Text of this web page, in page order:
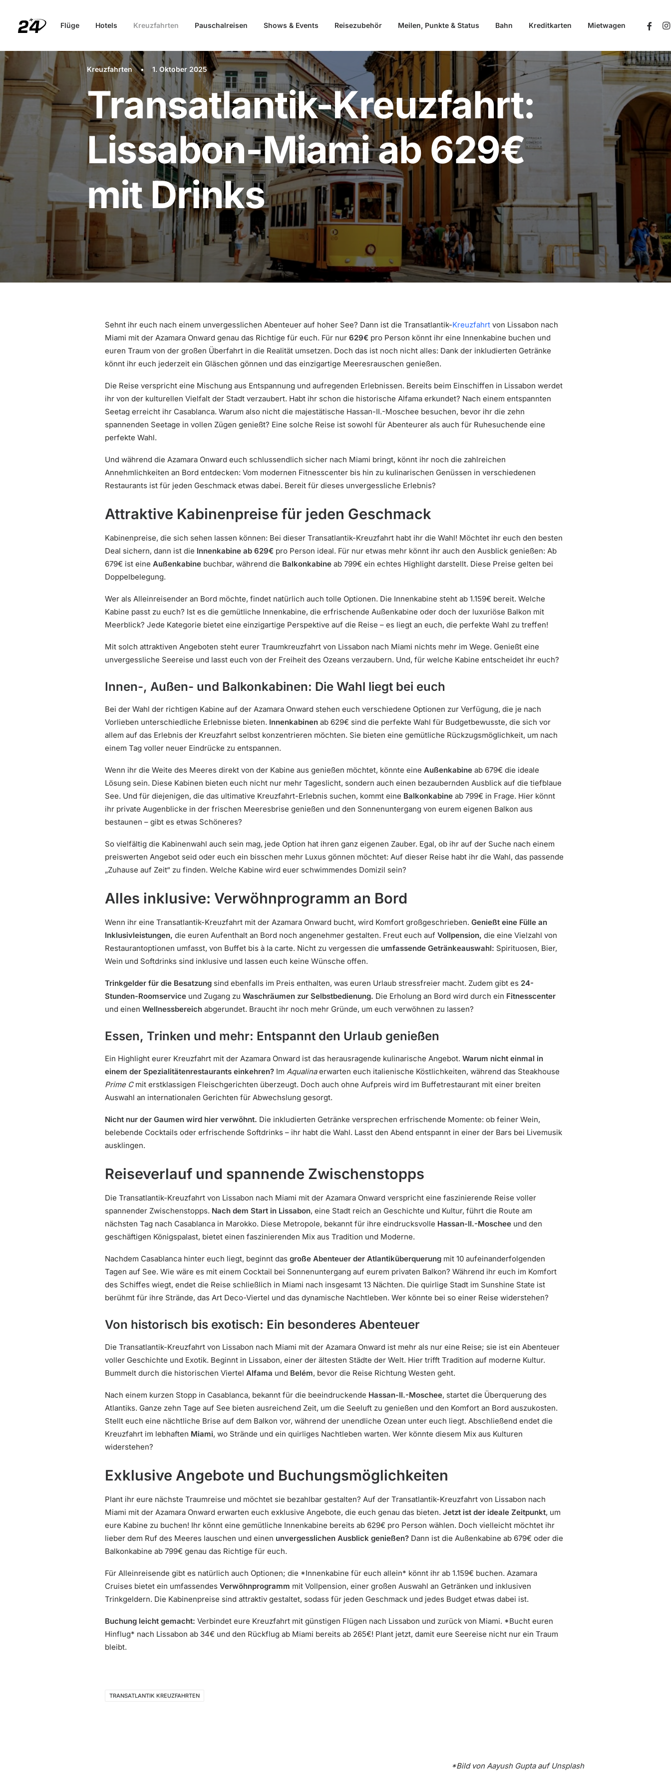
Flüge Hotels Kreuzfahrten Pauschalreisen Shows & Events Reisezubehör Meilen, Punkte & Status Bahn Kreditkarten Mietwagen
Kreuzfahrten • 1. Oktober 2025
Transatlantik-Kreuzfahrt:
Lissabon-Miami ab 629€
mit Drinks
Sehnt ihr euch nach einem unvergesslichen Abenteuer auf hoher See? Dann ist die Transatlantik-Kreuzfahrt von Lissabon nach
Miami mit der Azamara Onward genau das Richtige für euch. Für nur 629€ pro Person könnt ihr eine Innenkabine buchen und
euren Traum von der großen Überfahrt in die Realität umsetzen. Doch das ist noch nicht alles: Dank der inkludierten Getränke
könnt ihr euch jederzeit ein Gläschen gönnen und das einzigartige Meeresrauschen genießen.
Die Reise verspricht eine Mischung aus Entspannung und aufregenden Erlebnissen. Bereits beim Einschiffen in Lissabon werdet
ihr von der kulturellen Vielfalt der Stadt verzaubert. Habt ihr schon die historische Alfama erkundet? Nach einem entspannten
Seetag erreicht ihr Casablanca. Warum also nicht die majestätische Hassan-II.-Moschee besuchen, bevor ihr die zehn
spannenden Seetage in vollen Zügen genießt? Eine solche Reise ist sowohl für Abenteurer als auch für Ruhesuchende eine
perfekte Wahl.
Und während die Azamara Onward euch schlussendlich sicher nach Miami bringt, könnt ihr noch die zahlreichen
Annehmlichkeiten an Bord entdecken: Vom modernen Fitnesscenter bis hin zu kulinarischen Genüssen in verschiedenen
Restaurants ist für jeden Geschmack etwas dabei. Bereit für dieses unvergessliche Erlebnis?
Attraktive Kabinenpreise für jeden Geschmack
Kabinenpreise, die sich sehen lassen können: Bei dieser Transatlantik-Kreuzfahrt habt ihr die Wahl! Möchtet ihr euch den besten
Deal sichern, dann ist die Innenkabine ab 629€ pro Person ideal. Für nur etwas mehr könnt ihr auch den Ausblick genießen: Ab
679€ ist eine Außenkabine buchbar, während die Balkonkabine ab 799€ ein echtes Highlight darstellt. Diese Preise gelten bei
Doppelbelegung.
Wer als Alleinreisender an Bord möchte, findet natürlich auch tolle Optionen. Die Innenkabine steht ab 1.159€ bereit. Welche
Kabine passt zu euch? Ist es die gemütliche Innenkabine, die erfrischende Außenkabine oder doch der luxuriöse Balkon mit
Meerblick? Jede Kategorie bietet eine einzigartige Perspektive auf die Reise – es liegt an euch, die perfekte Wahl zu treffen!
Mit solch attraktiven Angeboten steht eurer Traumkreuzfahrt von Lissabon nach Miami nichts mehr im Wege. Genießt eine
unvergessliche Seereise und lasst euch von der Freiheit des Ozeans verzaubern. Und, für welche Kabine entscheidet ihr euch?
Innen-, Außen- und Balkonkabinen: Die Wahl liegt bei euch
Bei der Wahl der richtigen Kabine auf der Azamara Onward stehen euch verschiedene Optionen zur Verfügung, die je nach
Vorlieben unterschiedliche Erlebnisse bieten. Innenkabinen ab 629€ sind die perfekte Wahl für Budgetbewusste, die sich vor
allem auf das Erlebnis der Kreuzfahrt selbst konzentrieren möchten. Sie bieten eine gemütliche Rückzugsmöglichkeit, um nach
einem Tag voller neuer Eindrücke zu entspannen.
Wenn ihr die Weite des Meeres direkt von der Kabine aus genießen möchtet, könnte eine Außenkabine ab 679€ die ideale
Lösung sein. Diese Kabinen bieten euch nicht nur mehr Tageslicht, sondern auch einen bezaubernden Ausblick auf die tiefblaue
See. Und für diejenigen, die das ultimative Kreuzfahrt-Erlebnis suchen, kommt eine Balkonkabine ab 799€ in Frage. Hier könnt
ihr private Augenblicke in der frischen Meeresbrise genießen und den Sonnenuntergang von eurem eigenen Balkon aus
bestaunen – gibt es etwas Schöneres?
So vielfältig die Kabinenwahl auch sein mag, jede Option hat ihren ganz eigenen Zauber. Egal, ob ihr auf der Suche nach einem
preiswerten Angebot seid oder euch ein bisschen mehr Luxus gönnen möchtet: Auf dieser Reise habt ihr die Wahl, das passende
„Zuhause auf Zeit“ zu finden. Welche Kabine wird euer schwimmendes Domizil sein?
Alles inklusive: Verwöhnprogramm an Bord
Wenn ihr eine Transatlantik-Kreuzfahrt mit der Azamara Onward bucht, wird Komfort großgeschrieben. Genießt eine Fülle an
Inklusivleistungen, die euren Aufenthalt an Bord noch angenehmer gestalten. Freut euch auf Vollpension, die eine Vielzahl von
Restaurantoptionen umfasst, von Buffet bis à la carte. Nicht zu vergessen die umfassende Getränkeauswahl: Spirituosen, Bier,
Wein und Softdrinks sind inklusive und lassen euch keine Wünsche offen.
Trinkgelder für die Besatzung sind ebenfalls im Preis enthalten, was euren Urlaub stressfreier macht. Zudem gibt es 24-
Stunden-Roomservice und Zugang zu Waschräumen zur Selbstbedienung. Die Erholung an Bord wird durch ein Fitnesscenter
und einen Wellnessbereich abgerundet. Braucht ihr noch mehr Gründe, um euch verwöhnen zu lassen?
Essen, Trinken und mehr: Entspannt den Urlaub genießen
Ein Highlight eurer Kreuzfahrt mit der Azamara Onward ist das herausragende kulinarische Angebot. Warum nicht einmal in
einem der Spezialitätenrestaurants einkehren? Im Aqualinaerwarten euch italienische Köstlichkeiten, während das Steakhouse
Prime Cmit erstklassigen Fleischgerichten überzeugt. Doch auch ohne Aufpreis wird im Buffetrestaurant mit einer breiten
Auswahl an internationalen Gerichten für Abwechslung gesorgt.
Nicht nur der Gaumen wird hier verwöhnt. Die inkludierten Getränke versprechen erfrischende Momente: ob feiner Wein,
belebende Cocktails oder erfrischende Softdrinks – ihr habt die Wahl. Lasst den Abend entspannt in einer der Bars bei Livemusik
ausklingen.
Reiseverlauf und spannende Zwischenstopps
Die Transatlantik-Kreuzfahrt von Lissabon nach Miami mit der Azamara Onward verspricht eine faszinierende Reise voller
spannender Zwischenstopps. Nach dem Start in Lissabon, eine Stadt reich an Geschichte und Kultur, führt die Route am
nächsten Tag nach Casablanca in Marokko. Diese Metropole, bekannt für ihre eindrucksvolle Hassan-II.-Moschee und den
geschäftigen Königspalast, bietet einen faszinierenden Mix aus Tradition und Moderne.
Nachdem Casablanca hinter euch liegt, beginnt das große Abenteuer der Atlantiküberquerung mit 10 aufeinanderfolgenden
Tagen auf See. Wie wäre es mit einem Cocktail bei Sonnenuntergang auf eurem privaten Balkon? Während ihr euch im Komfort
des Schiffes wiegt, endet die Reise schließlich in Miami nach insgesamt 13 Nächten. Die quirlige Stadt im Sunshine State ist
berühmt für ihre Strände, das Art Deco-Viertel und das dynamische Nachtleben. Wer könnte bei so einer Reise widerstehen?
Von historisch bis exotisch: Ein besonderes Abenteuer
Die Transatlantik-Kreuzfahrt von Lissabon nach Miami mit der Azamara Onward ist mehr als nur eine Reise; sie ist ein Abenteuer
voller Geschichte und Exotik. Beginnt in Lissabon, einer der ältesten Städte der Welt. Hier trifft Tradition auf moderne Kultur.
Bummelt durch die historischen Viertel Alfama und Belém, bevor die Reise Richtung Westen geht.
Nach einem kurzen Stopp in Casablanca, bekannt für die beeindruckende Hassan-II.-Moschee, startet die Überquerung des
Atlantiks. Ganze zehn Tage auf See bieten ausreichend Zeit, um die Seeluft zu genießen und den Komfort an Bord auszukosten.
Stellt euch eine nächtliche Brise auf dem Balkon vor, während der unendliche Ozean unter euch liegt. Abschließend endet die
Kreuzfahrt im lebhaften Miami, wo Strände und ein quirliges Nachtleben warten. Wer könnte diesem Mix aus Kulturen
widerstehen?
Exklusive Angebote und Buchungsmöglichkeiten
Plant ihr eure nächste Traumreise und möchtet sie bezahlbar gestalten? Auf der Transatlantik-Kreuzfahrt von Lissabon nach
Miami mit der Azamara Onward erwarten euch exklusive Angebote, die euch genau das bieten. Jetzt ist der ideale Zeitpunkt, um
eure Kabine zu buchen! Ihr könnt eine gemütliche Innenkabine bereits ab 629€ pro Person wählen. Doch vielleicht möchtet ihr
lieber dem Ruf des Meeres lauschen und einen unvergesslichen Ausblick genießen? Dann ist die Außenkabine ab 679€ oder die
Balkonkabine ab 799€ genau das Richtige für euch.
Für Alleinreisende gibt es natürlich auch Optionen; die *Innenkabine für euch allein* könnt ihr ab 1.159€ buchen. Azamara
Cruises bietet ein umfassendes Verwöhnprogramm mit Vollpension, einer großen Auswahl an Getränken und inklusiven
Trinkgeldern. Die Kabinenpreise sind attraktiv gestaltet, sodass für jeden Geschmack und jedes Budget etwas dabei ist.
Buchung leicht gemacht: Verbindet eure Kreuzfahrt mit günstigen Flügen nach Lissabon und zurück von Miami. *Bucht euren
Hinflug* nach Lissabon ab 34€ und den Rückflug ab Miami bereits ab 265€! Plant jetzt, damit eure Seereise nicht nur ein Traum
bleibt.
TRANSATLANTIK KREUZFAHRTEN
*Bild vonAayush Guptaauf Unsplash